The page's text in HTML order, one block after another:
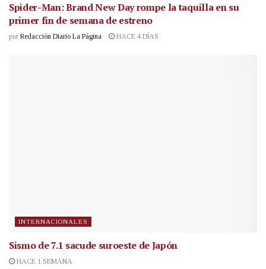
Spider-Man: Brand New Day rompe la taquilla en su
primer fin de semana de estreno
por Redacción Diario La Página HACE 4 DÍAS
INTERNACIONALES
Sismo de 7.1 sacude suroeste de Japón
HACE 1 SEMANA